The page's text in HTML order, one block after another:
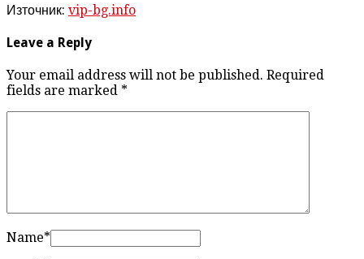
Източник: vip-bg.info
Leave a Reply
Your email address will not be published. Required
fields are marked *
Name*